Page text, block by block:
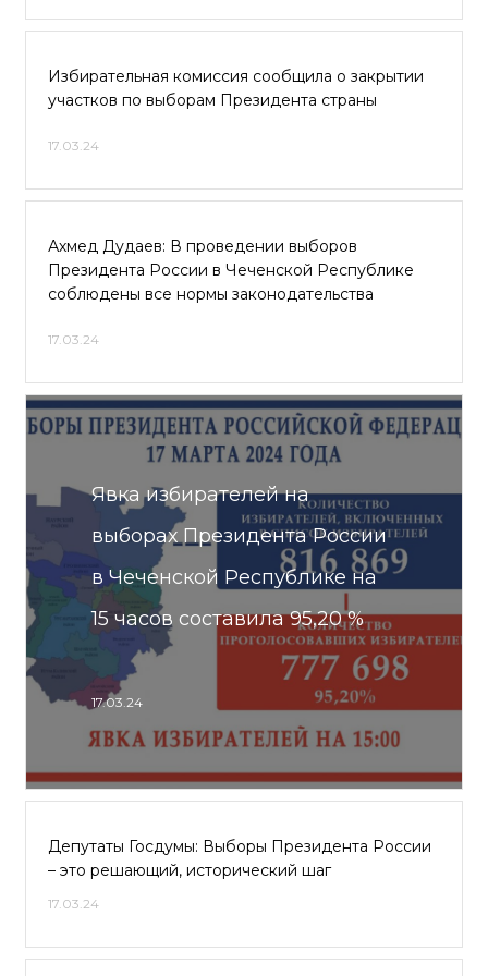
Избирательная комиссия сообщила о закрытии
участков по выборам Президента страны
17.03.24
Ахмед Дудаев: В проведении выборов
Президента России в Чеченской Республике
соблюдены все нормы законодательства
17.03.24
Явка избирателей на
выборах Президента России
в Чеченской Республике на
15 часов составила 95,20 %
17.03.24
Депутаты Госдумы: Выборы Президента России
– это решающий, исторический шаг
17.03.24